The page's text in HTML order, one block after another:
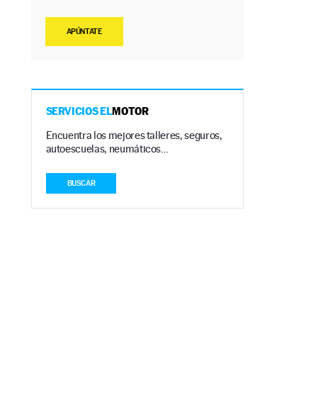
APÚNTATE
SERVICIOS ELMOTOR
Encuentra los mejores talleres, seguros,
autoescuelas, neumáticos…
BUSCAR